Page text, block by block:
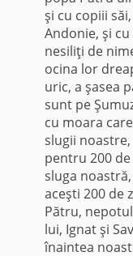
şi cu copiii
Andonie, şi
nesiliţi de
ocina lor
uric, a şasea
sunt pe
cu moara
slugii
pentru 200
sluga
aceşti 200 de
Pătru,
lui, Ignat şi
înaintea